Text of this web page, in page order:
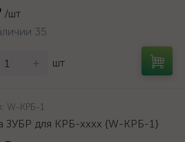
/шт
35
+ шт
W-КРБ-1
ЗУБР для КРБ-хххх {W-КРБ-1}